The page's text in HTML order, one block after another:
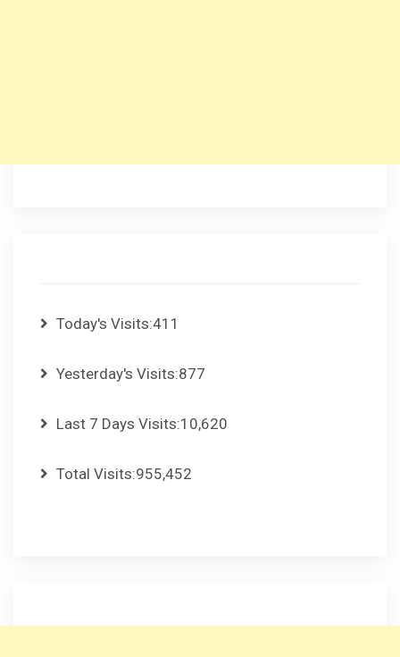
Today's Visits:411
Yesterday's Visits:877
Last 7 Days Visits:10,620
Total Visits:955,452